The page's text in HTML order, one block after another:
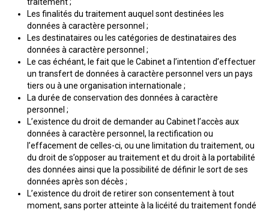
Les finalités du traitement auquel sont destinées les
données à caractère personnel ;
Les destinataires ou les catégories de destinataires des
données à caractère personnel ;
Le cas échéant, le fait que le Cabinet a l’intention d’effectuer
un transfert de données à caractère personnel vers un pays
tiers ou à une organisation internationale ;
La durée de conservation des données à caractère
personnel ;
L’existence du droit de demander au Cabinet l’accès aux
données à caractère personnel, la rectification ou
l’effacement de celles-ci, ou une limitation du traitement, ou
du droit de s’opposer au traitement et du droit à la portabilité
des données ainsi que la possibilité de définir le sort de ses
données après son décès ;
L’existence du droit de retirer son consentement à tout
moment, sans porter atteinte à la licéité du traitement fondé